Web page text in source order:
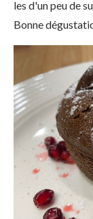
les d'un peu de
Bonne